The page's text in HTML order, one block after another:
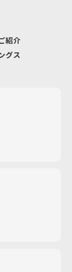
紹介
グス